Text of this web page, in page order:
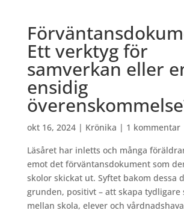
Ett verktyg för
samverkan eller
ensidig
okt 16, 2024| Krönika | 1 kommentar
Läsåret har inletts och många
emot det förväntansdokument som
skolor skickat ut. Syftet bakom dessa
grunden, positivt – att skapa tydligare
mellan skola, elever och